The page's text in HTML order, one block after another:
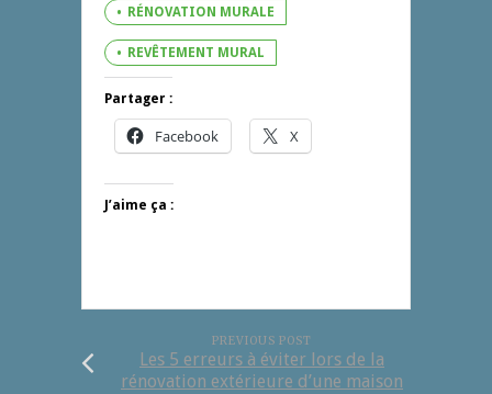
RÉNOVATION MURALE
REVÊTEMENT MURAL
Partager :
Facebook X
J’aime ça :
PREVIOUS POST
Les 5 erreurs à éviter lors de la
rénovation extérieure d’une maison